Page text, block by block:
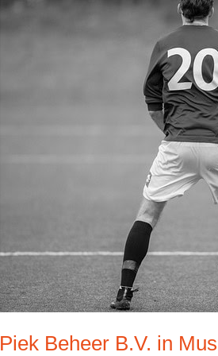
Piek Beheer B.V. in